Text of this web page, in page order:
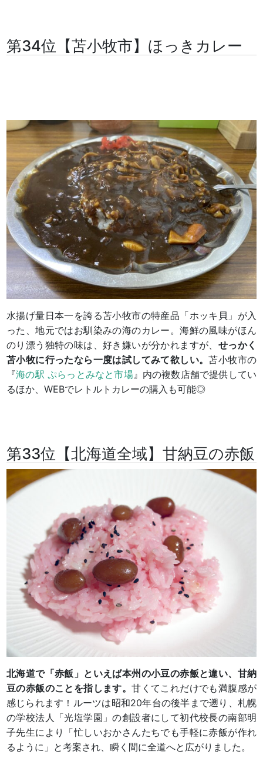
第34位【苫小牧市】ほっきカレー
水揚げ量日本一を誇る苫小牧市の特産品「ホッキ貝」が入
った、地元ではお馴染みの海のカレー。海鮮の風味がほん
のり漂う独特の味は、好き嫌いが分かれますが、 せっかく
苫小牧に行ったなら一度は試してみて欲しい。苫小牧市の
『海の駅 ぷらっとみなと市場』内の複数店舗で提供してい
るほか、WEBでレトルトカレーの購入も可能◎
第33位【北海道全域】甘納豆の赤飯
北海道で「赤飯」といえば本州の小豆の赤飯と違い、甘納
豆の赤飯のことを指します。甘くてこれだけでも満腹感が
感じられます！ルーツは昭和20年台の後半まで遡り、札幌
の学校法人「光塩学園」の創設者にして初代校長の南部明
子先生により「忙しいおかさんたちでも手軽に赤飯が作れ
るように」と考案され、瞬く間に全道へと広がりました。